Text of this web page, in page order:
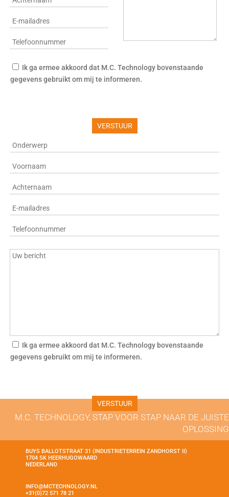
Ik ga ermee akkoord dat M.C. Technology bovenstaande
gegevens gebruikt om mij te informeren.
Ik ga ermee akkoord dat M.C. Technology bovenstaande
gegevens gebruikt om mij te informeren.
M.C. TECHNOLOGY, STAP VOOR STAP NAAR DE JUISTE
OPLOSSING
BUYS BALLOTSTRAAT 31 (INDUSTRIETERREIN ZANDHORST II)
1704 SK HEERHUGOWAARD
NEDERLAND
INFO@MCTECHNOLOGY.NL
+31(0)72 571 78 21